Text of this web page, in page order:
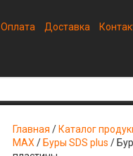
Оплата Доставка
Главная / Каталог
MAX / Буры SDS plus /